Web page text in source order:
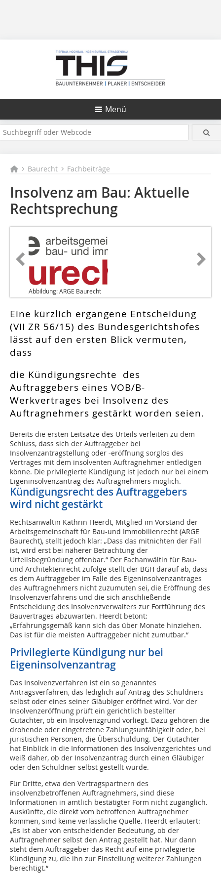
Menü
Baurecht Fachbeiträge
Insolvenz am Bau: Aktuelle
Rechtsprechung
Abbildung: ARGE Baurecht
Eine kürzlich ergangene Entscheidung
(VII ZR 56/15) des Bundesgerichtshofes
lässt auf den ersten Blick vermuten,
dass
die Kündigungsrechte des
Auftraggebers eines VOB/B-
Werkvertrages bei Insolvenz des
Auftragnehmers gestärkt worden seien.
Bereits die ersten Leitsätze des Urteils verleiten zu dem
Schluss, dass sich der Auftraggeber bei
Insolvenzantragstellung oder -eröffnung sorglos des
Vertrages mit dem insolventen Auftragnehmer entledigen
könne. Die privilegierte Kündigung ist jedoch nur bei einem
Eigeninsolvenzantrag des Auftragnehmers möglich.
Kündigungsrecht des Auftraggebers
wird nicht gestärkt
Rechtsanwältin Kathrin Heerdt, Mitglied im Vorstand der
Arbeitsgemeinschaft für Bau-und Immobilienrecht (ARGE
Baurecht), stellt jedoch klar: „Dass das mitnichten der Fall
ist, wird erst bei näherer Betrachtung der
Urteilsbegründung offenbar.“ Der Fachanwältin für Bau-
und Architektenrecht zufolge stellt der BGH darauf ab, dass
es dem Auftraggeber im Falle des Eigeninsolvenzantrages
des Auftragnehmers nicht zuzumuten sei, die Eröffnung des
Insolvenzverfahrens und die sich anschließende
Entscheidung des Insolvenzverwalters zur Fortführung des
Bauvertrages abzuwarten. Heerdt betont:
„Erfahrungsgemäß kann sich das über Monate hinziehen.
Das ist für die meisten Auftraggeber nicht zumutbar.“
Privilegierte Kündigung nur bei
Eigeninsolvenzantrag
Das Insolvenzverfahren ist ein so genanntes
Antragsverfahren, das lediglich auf Antrag des Schuldners
selbst oder eines seiner Gläubiger eröffnet wird. Vor der
Insolvenzeröffnung prüft ein gerichtlich bestellter
Gutachter, ob ein Insolvenzgrund vorliegt. Dazu gehören die
drohende oder eingetretene Zahlungsunfähigkeit oder, bei
juristischen Personen, die Überschuldung. Der Gutachter
hat Einblick in die Informationen des Insolvenzgerichtes und
weiß daher, ob der Insolvenzantrag durch einen Gläubiger
oder den Schuldner selbst gestellt wurde.
Für Dritte, etwa den Vertragspartnern des
insolvenzbetroffenen Auftragnehmers, sind diese
Informationen in amtlich bestätigter Form nicht zugänglich.
Auskünfte, die direkt vom betroffenen Auftragnehmer
kommen, sind keine verlässliche Quelle. Heerdt erläutert:
„Es ist aber von entscheidender Bedeutung, ob der
Auftragnehmer selbst den Antrag gestellt hat. Nur dann
steht dem Auftraggeber das Recht auf eine privilegierte
Kündigung zu, die ihn zur Einstellung weiterer Zahlungen
berechtigt.“